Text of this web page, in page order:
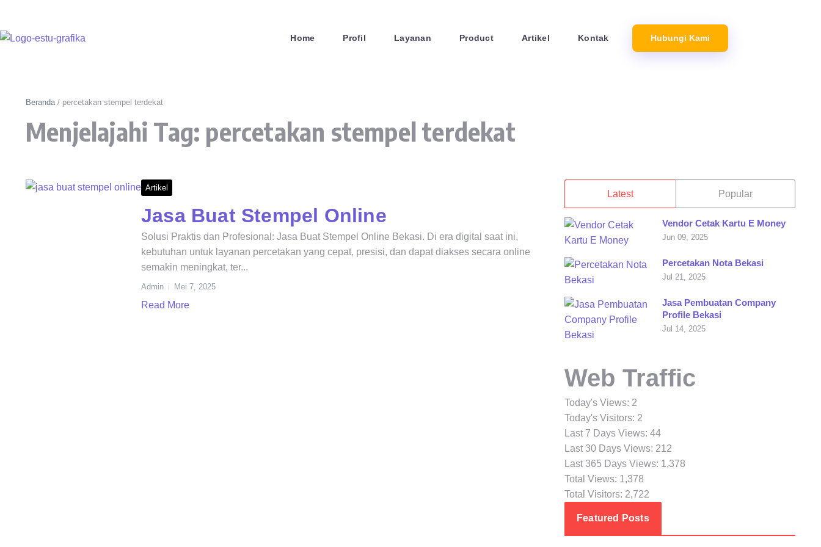
Home Profil Layanan Product Artikel Kontak Hubungi Kami
Beranda/ percetakan stempel terdekat
Menjelajahi Tag: percetakan stempel terdekat
Artikel
Jasa Buat Stempel Online
Solusi Praktis dan Profesional: Jasa Buat Stempel Online Bekasi. Di era digital saat ini,
kebutuhan untuk layanan percetakan yang cepat, presisi, dan dapat diakses secara online
semakin meningkat, ter...
Admin Mei 7, 2025
Read More
Latest Popular
Vendor Cetak Kartu E Money
Jun 09, 2025
Percetakan Nota Bekasi
Jul 21, 2025
Jasa Pembuatan Company
Profile Bekasi
Jul 14, 2025
Web Traffic
Today's Views: 2
Today's Visitors: 2
Last 7 Days Views: 44
Last 30 Days Views: 212
Last 365 Days Views: 1,378
Total Views: 1,378
Total Visitors: 2,722
Featured Posts